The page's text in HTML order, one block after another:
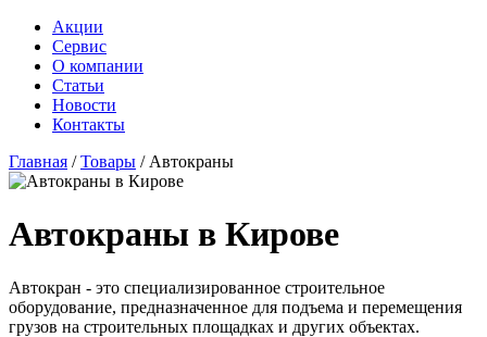
Акции
Сервис
О компании
Статьи
Новости
Контакты
Главная /Товары / Автокраны
Автокраны в Кирове
Автокран - это специализированное строительное
оборудование, предназначенное для подъема и перемещения
грузов на строительных площадках и других объектах.